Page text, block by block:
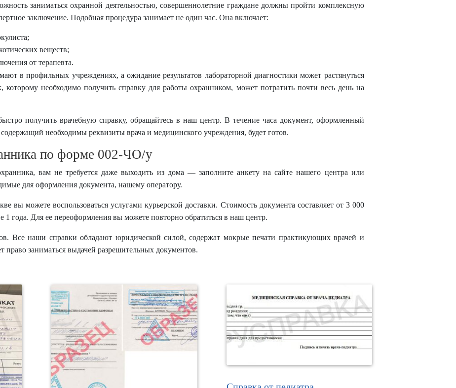
заниматься охранной деятельностью, совершеннолетние граждане должны пройти комплексную
заключение. Подобная процедура занимает не один час. Она включает:
веществ;
от терапевта.
в профильных учреждениях, а ожидание результатов лабораторной диагностики может растянуться
которому необходимо получить справку для работы охранником, может потратить почти весь день на
получить врачебную справку, обращайтесь в наш центр. В течение часа документ, оформленный
содержащий необходимы реквизиты врача и медицинского учреждения, будет готов.
по форме 002-ЧО/у
вам не требуется даже выходить из дома — заполните анкету на сайте нашего центра или
для оформления документа, нашему оператору.
вы можете воспользоваться услугами курьерской доставки. Стоимость документа составляет от 3 000
1 года. Для ее переоформления вы можете повторно обратиться в наш центр.
Все наши справки обладают юридической силой, содержат мокрые печати практикующих врачей и
право заниматься выдачей разрешительных документов.